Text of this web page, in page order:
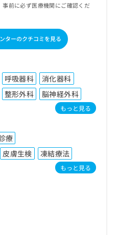
前に必ず医療機関にご確認くだ
ターのクチコミを見る
呼吸器科
消化器科
整形外科 脳神経外科
もっと見る
療
皮膚生検 凍結療法
もっと見る